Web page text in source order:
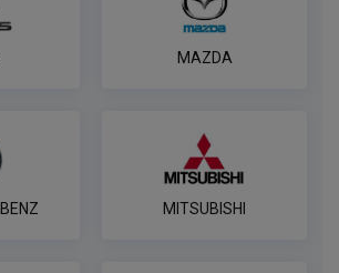
ЗАКАЗ ОТ 14 ДНЕЙ
запросу
MAZDA
MITSUBISHI